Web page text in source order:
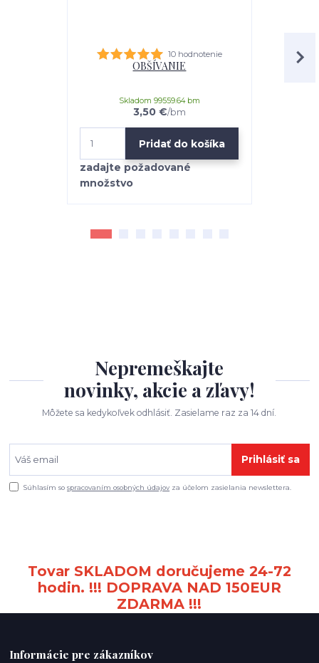
10 hodnotenie
OBŠÍVANIE
3,50 €/bm
Skladom 99559.64 bm
Pridať do košíka
Nepremeškajte
novinky, akcie a zľavy!
Môžete sa kedykoľvek odhlásiť. Zasielame raz za 14 dní.
Prihlásiť sa
Súhlasím sospracovaním osobných údajov za účelom zasielania newslettera.
Tovar SKLADOM doručujeme 24-72
hodin. !!! DOPRAVA NAD 150EUR
ZDARMA !!!
Informácie pre zákazníkov